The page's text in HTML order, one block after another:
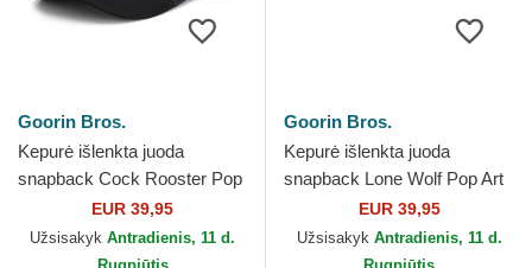
Goorin Bros.
Kepurė išlenkta juoda
snapback Cock Rooster Pop
Art 2 The Farm Goorin Bros.
EUR 39,95
Užsisakyk Antradienis, 11 d.
Goorin Bros.
Kepurė išlenkta juoda
snapback Lone Wolf Pop Art
2 The Farm Goorin Bros.
EUR 39,95
Užsisakyk Antradienis, 11 d.